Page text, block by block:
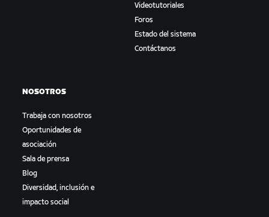
Videotutoriales
Foros
Estado del sistema
Contáctanos
NOSOTROS
Trabaja con nosotros
Oportunidades de
asociación
Sala de prensa
Blog
Diversidad, inclusión e
impacto social